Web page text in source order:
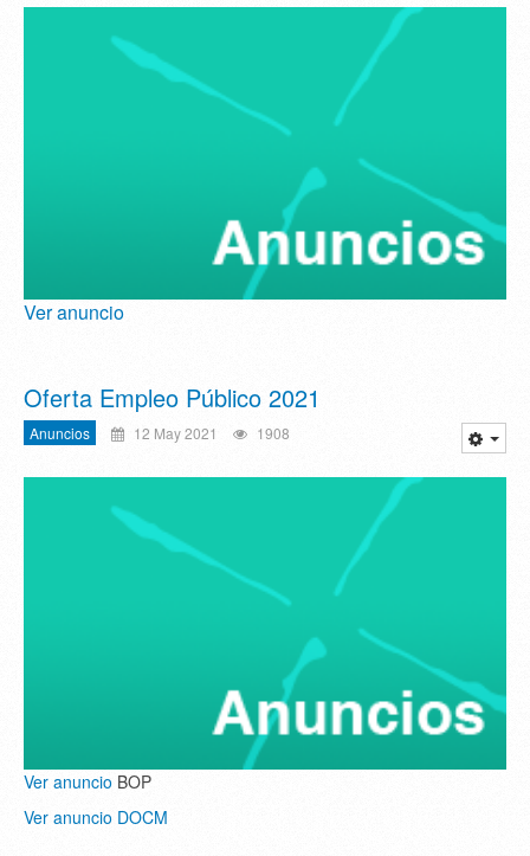
Ver anuncio
Oferta Empleo Público 2021
Anuncios 12 May 2021 1908
Ver anuncio BOP
Ver anuncio DOCM